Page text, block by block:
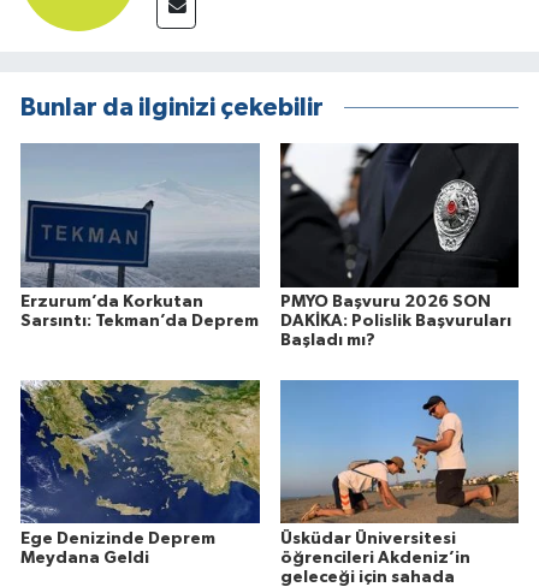
Bunlar da ilginizi çekebilir
Erzurum’da Korkutan
Sarsıntı: Tekman’da Deprem
PMYO Başvuru 2026 SON
DAKİKA: Polislik Başvuruları
Başladı mı?
Ege Denizinde Deprem
Meydana Geldi
Üsküdar Üniversitesi
öğrencileri Akdeniz’in
geleceği için sahada